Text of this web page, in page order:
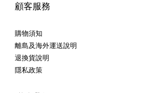
顧客服務
購物須知
離島及海外運送說明
退換貨說明
隱私政策